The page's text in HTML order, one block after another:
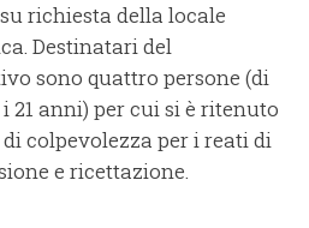
richiesta della locale
Destinatari del
sono quattro persone (di
21 anni) per cui si è ritenuto
colpevolezza per i reati di
e ricettazione.